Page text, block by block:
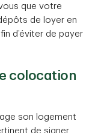
vous que votre
de loyer en
d’éviter de payer
colocation
son logement
de signer